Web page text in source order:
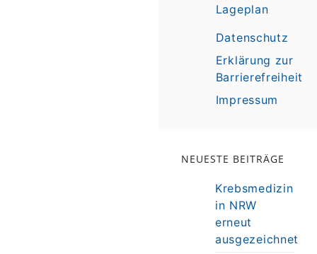
Lageplan
Datenschutz
Erklärung zur
Barrierefreiheit
Impressum
NEUESTE BEITRÄGE
Krebsmedizin
in NRW
erneut
ausgezeichnet